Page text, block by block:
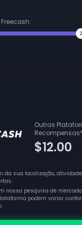
Outras
Recompensas
$12.00
da sua localização,
nossa pesquisa de
podem variar